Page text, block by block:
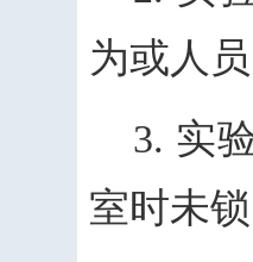
为或人
3. 实
室时未